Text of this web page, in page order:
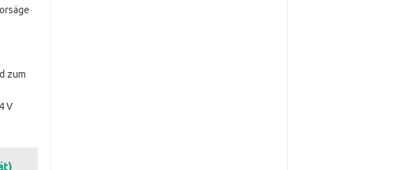
zum
V